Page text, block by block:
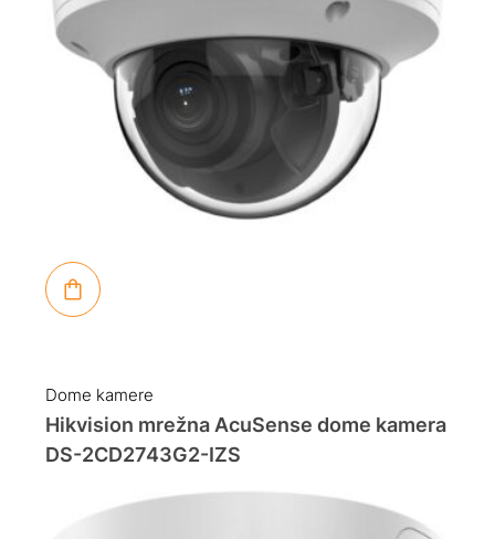
Dome kamere
Hikvision mrežna AcuSense dome kamera
DS-2CD2743G2-IZS